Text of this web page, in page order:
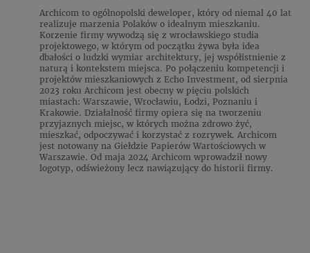
Archicom to ogólnopolski deweloper, który od niemal 40 lat
realizuje marzenia Polaków o idealnym mieszkaniu.
Korzenie firmy wywodzą się z wrocławskiego studia
projektowego, w którym od początku żywa była idea
dbałości o ludzki wymiar architektury, jej współistnienie z
naturą i kontekstem miejsca. Po połączeniu kompetencji i
projektów mieszkaniowych z Echo Investment, od sierpnia
2023 roku Archicom jest obecny w pięciu polskich
miastach: Warszawie, Wrocławiu, Łodzi, Poznaniu i
Krakowie. Działalność firmy opiera się na tworzeniu
przyjaznych miejsc, w których można zdrowo żyć,
mieszkać, odpoczywać i korzystać z rozrywek. Archicom
jest notowany na Giełdzie Papierów Wartościowych w
Warszawie. Od maja 2024 Archicom wprowadził nowy
logotyp, odświeżony lecz nawiązujący do historii firmy.